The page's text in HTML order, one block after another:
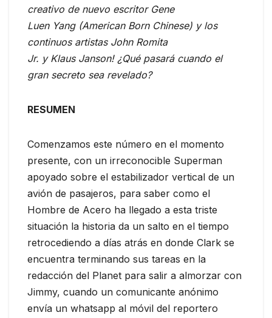
creativo de nuevo escritor Gene
Luen Yang (American Born Chinese) y los
continuos artistas John Romita
Jr. y Klaus Janson! ¿Qué pasará cuando el
gran secreto sea revelado?
RESUMEN
Comenzamos este número en el momento
presente, con un irreconocible Superman
apoyado sobre el estabilizador vertical de un
avión de pasajeros, para saber como el
Hombre de Acero ha llegado a esta triste
situación la historia da un salto en el tiempo
retrocediendo a días atrás en donde Clark se
encuentra terminando sus tareas en la
redacción del Planet para salir a almorzar con
Jimmy, cuando un comunicante anónimo
envía un whatsapp al móvil del reportero